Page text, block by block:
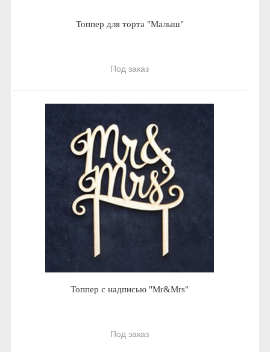
Топпер для торта "Малыш"
Под заказ
Топпер с надписью "Mr&Mrs"
Под заказ